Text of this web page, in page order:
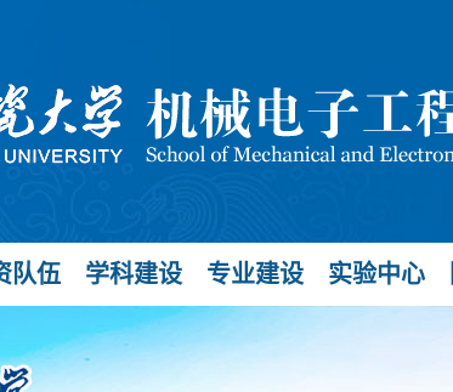
队伍 学科建设 专业建设 实验中心